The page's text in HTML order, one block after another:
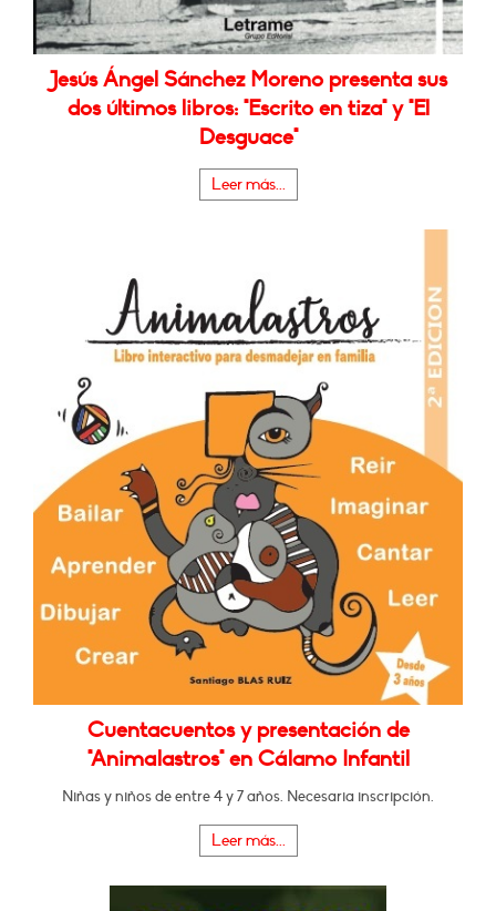
Jesús Ángel Sánchez Moreno presenta sus
dos últimos libros: "Escrito en tiza" y "El
Desguace"
Leer más...
Cuentacuentos y presentación de
"Animalastros" en Cálamo Infantil
Niñas y niños de entre 4 y 7 años. Necesaria inscripción.
Leer más...